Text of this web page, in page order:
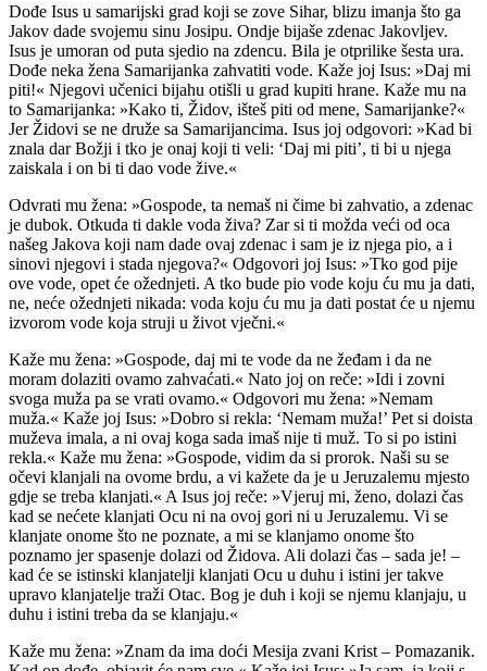
Dođe Isus u samarijski grad koji se zove Sihar, blizu imanja što ga
Jakov dade svojemu sinu Josipu. Ondje bijaše zdenac Jakovljev.
Isus je umoran od puta sjedio na zdencu. Bila je otprilike šesta ura.
Dođe neka žena Samarijanka zahvatiti vode. Kaže joj Isus: »Daj mi
piti!« Njegovi učenici bijahu otišli u grad kupiti hrane. Kaže mu na
to Samarijanka: »Kako ti, Židov, išteš piti od mene, Samarijanke?«
Jer Židovi se ne druže sa Samarijancima. Isus joj odgovori: »Kad bi
znala dar Božji i tko je onaj koji ti veli: ‘Daj mi piti’, ti bi u njega
zaiskala i on bi ti dao vode žive.«
Odvrati mu žena: »Gospode, ta nemaš ni čime bi zahvatio, a zdenac
je dubok. Otkuda ti dakle voda živa? Zar si ti možda veći od oca
našeg Jakova koji nam dade ovaj zdenac i sam je iz njega pio, a i
sinovi njegovi i stada njegova?« Odgovori joj Isus: »Tko god pije
ove vode, opet će ožednjeti. A tko bude pio vode koju ću mu ja dati,
ne, neće ožednjeti nikada: voda koju ću mu ja dati postat će u njemu
izvorom vode koja struji u život vječni.«
Kaže mu žena: »Gospode, daj mi te vode da ne žeđam i da ne
moram dolaziti ovamo zahvaćati.« Nato joj on reče: »Idi i zovni
svoga muža pa se vrati ovamo.« Odgovori mu žena: »Nemam
muža.« Kaže joj Isus: »Dobro si rekla: ‘Nemam muža!’ Pet si doista
muževa imala, a ni ovaj koga sada imaš nije ti muž. To si po istini
rekla.« Kaže mu žena: »Gospode, vidim da si prorok. Naši su se
očevi klanjali na ovome brdu, a vi kažete da je u Jeruzalemu mjesto
gdje se treba klanjati.« A Isus joj reče: »Vjeruj mi, ženo, dolazi čas
kad se nećete klanjati Ocu ni na ovoj gori ni u Jeruzalemu. Vi se
klanjate onome što ne poznate, a mi se klanjamo onome što
poznamo jer spasenje dolazi od Židova. Ali dolazi čas – sada je! –
kad će se istinski klanjatelji klanjati Ocu u duhu i istini jer takve
upravo klanjatelje traži Otac. Bog je duh i koji se njemu klanjaju, u
duhu i istini treba da se klanjaju.«
Kaže mu žena: »Znam da ima doći Mesija zvani Krist – Pomazanik.